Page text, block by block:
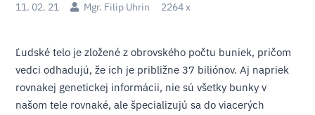
11. 02. 21 Mgr. Filip Uhrin 2264 x
Ľudské telo je zložené z obrovského počtu buniek, pričom
vedci odhadujú, že ich je približne 37 biliónov. Aj napriek
rovnakej genetickej informácii, nie sú všetky bunky v
našom tele rovnaké, ale špecializujú sa do viacerých